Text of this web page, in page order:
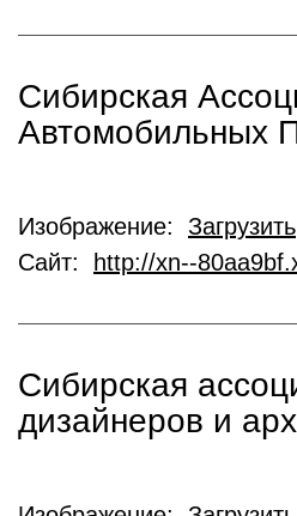
Сибирская
Автомобильных
Изображение: Загрузить
Сайт:
http://xn--
Сибирская
дизайнеров и